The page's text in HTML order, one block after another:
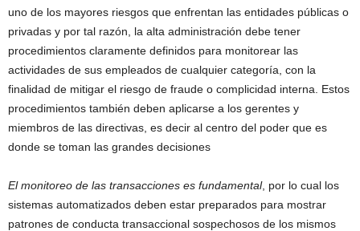
uno de los mayores riesgos que enfrentan las entidades públicas o
privadas y por tal razón, la alta administración debe tener
procedimientos claramente definidos para monitorear las
actividades de sus empleados de cualquier categoría, con la
finalidad de mitigar el riesgo de fraude o complicidad interna. Estos
procedimientos también deben aplicarse a los gerentes y
miembros de las directivas, es decir al centro del poder que es
donde se toman las grandes decisiones
El monitoreo de las transacciones es fundamental, por lo cual los
sistemas automatizados deben estar preparados para mostrar
patrones de conducta transaccional sospechosos de los mismos